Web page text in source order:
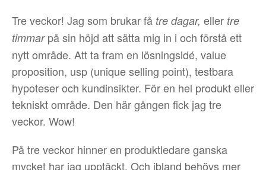
Tre veckor! Jag som brukar få tre dagar, eller tre
timmarpå sin höjd att sätta mig in i och förstå ett
nytt område. Att ta fram en lösningsidé, value
proposition, usp (unique selling point), testbara
hypoteser och kundinsikter. För en hel produkt eller
tekniskt område. Den här gången fick jag tre
veckor. Wow!
På tre veckor hinner en produktledare ganska
mycket har jag upptäckt. Och ibland behövs mer